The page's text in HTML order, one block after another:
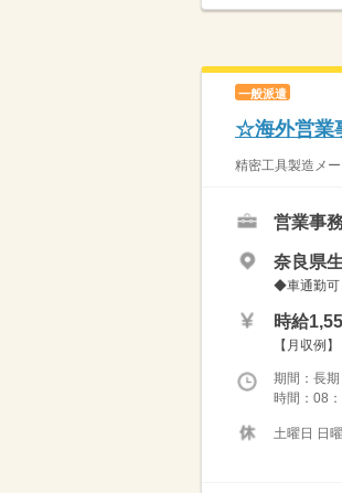
一般派遣
☆海外営業
精密工具製造メ
営業事
奈良県
◆車通勤可
時給
【月収例
期間：長
時間：08
土曜日 日